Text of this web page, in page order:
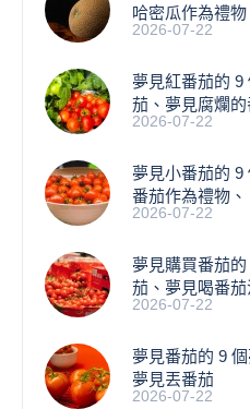
哈密瓜作為禮
2026-07-22
夢見紅番茄的 9
茄、夢見腐爛的
2026-07-22
夢見小番茄的 9
番茄作為禮物
2026-07-22
夢見購買番茄
茄、夢見喝番茄
2026-07-22
夢見番茄的 9
夢見丟番茄
2026-07-22